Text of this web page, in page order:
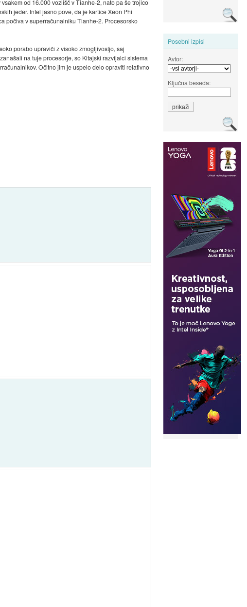
Posebni izpisi
Avtor:
Ključna beseda:
od 16.000 vozlišč v Tianhe-2, nato pa še trojico
jeder. Intel jasno pove, da je kartice Xeon Phi
počiva v superračunalniku Tianhe-2. Procesorsko
porabo upraviči z visoko zmogljivostjo, saj
na tuje procesorje, so Kitajski razvijalci sistema
Očitno jim je uspelo delo opraviti relativno